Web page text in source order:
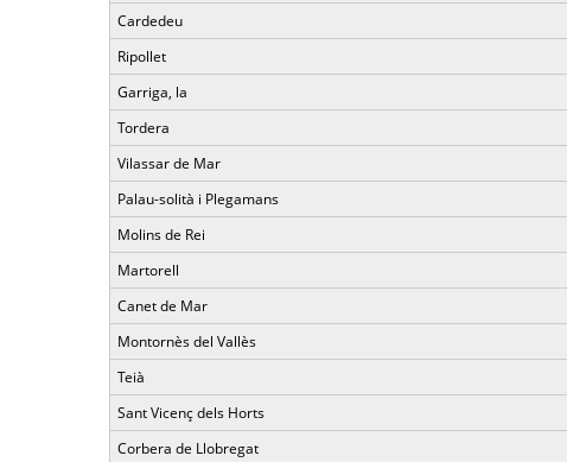
Cardedeu
Ripollet
Garriga, la
Tordera
Vilassar de Mar
Palau-solità i Plegamans
Molins de Rei
Martorell
Canet de Mar
Montornès del Vallès
Teià
Sant Vicenç dels Horts
Corbera de Llobregat